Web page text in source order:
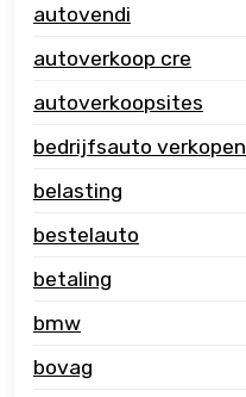
autovendi
autoverkoop cre
autoverkoopsites
bedrijfsauto verkopen
belasting
bestelauto
betaling
bmw
bovag